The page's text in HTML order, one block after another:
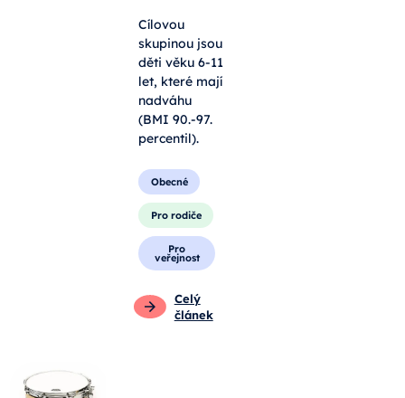
Cílovou
skupinou jsou
děti věku 6-11
let, které mají
nadváhu
(BMI 90.-97.
percentil).
Obecné
Pro rodiče
Pro
veřejnost
Celý
článek